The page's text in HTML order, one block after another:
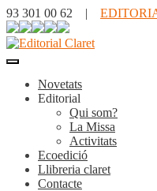
93 301 00 62 |
Novetats
Editorial
Qui som?
La Missa
Activitats
Ecoedició
Llibreria claret
Contacte